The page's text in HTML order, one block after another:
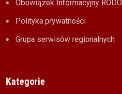
Obowiązek Informacyjny RODO
Polityka prywatności
Grupa serwisów regionalnych
Kategorie